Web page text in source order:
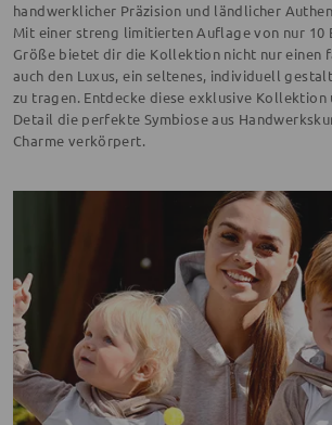
handwerklicher Präzision und ländlicher
Mit einer streng limitierten Auflage von nur 10
Größe bietet dir die Kollektion nicht nur einen
auch den Luxus, ein seltenes, individuell
zu tragen. Entdecke diese exklusive Kollektion
Detail die perfekte Symbiose aus
Charme verkörpert.